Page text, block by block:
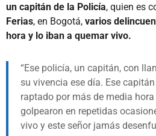
un capitán de la Policía, quien es
Ferias, en Bogotá, varios
hora y lo iban a quemar vivo.
Ese policía, un capitán, con
su vivencia ese día. Ese
raptado por más de media hora
golpearon en repetidas
vivo y este señor jamás